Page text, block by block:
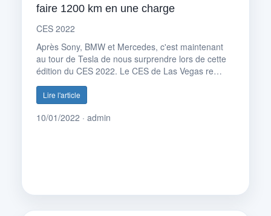
faire 1200 km en une charge
CES 2022
Après Sony, BMW et Mercedes, c'est maintenant
au tour de Tesla de nous surprendre lors de cette
édition du CES 2022. Le CES de Las Vegas re…
Lire l'article
10/01/2022 · admin